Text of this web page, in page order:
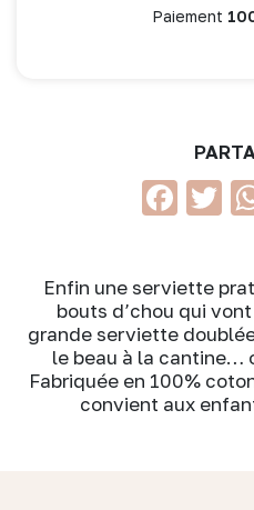
Paiement
Enfin une serviette
bouts d’chou qui
grande serviette
le beau à la cantine…
Fabriquée en 100%
convient aux